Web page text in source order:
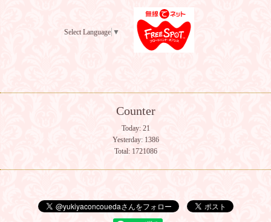
Select Language ▼
Counter
Today: 21
Yesterday: 1386
Total: 1721086